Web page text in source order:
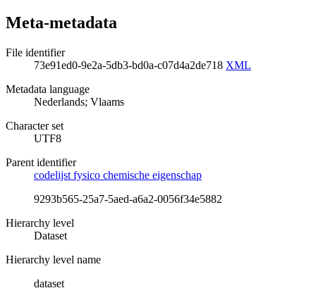
Meta-metadata
File identifier
73e91ed0-9e2a-5db3-bd0a-c07d4a2de718 XML
Metadata language
Nederlands; Vlaams
Character set
UTF8
Parent identifier
codelijst fysico chemische eigenschap
9293b565-25a7-5aed-a6a2-0056f34e5882
Hierarchy level
Dataset
Hierarchy level name
dataset